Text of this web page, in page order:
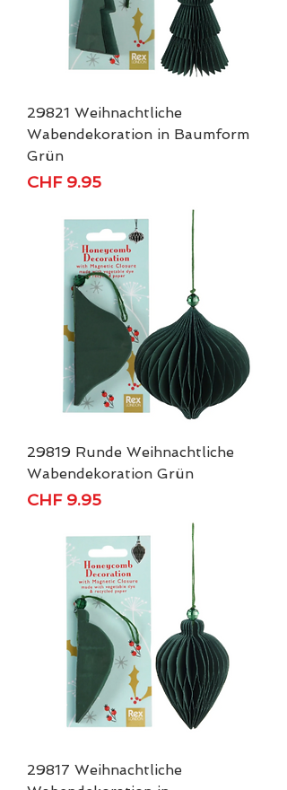
29821 Weihnachtliche
Wabendekoration in Baumform
Grün
Price
CHF 9.95
29819 Runde Weihnachtliche
Wabendekoration Grün
Price
CHF 9.95
29817 Weihnachtliche